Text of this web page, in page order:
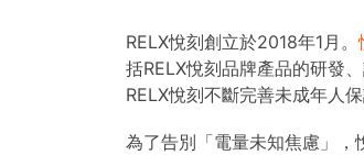
RELX悅刻創立於2018年1月。
括RELX悅刻品牌產品的研發
RELX悅刻不斷完善未成年人
為了告別「電量未知焦慮」，